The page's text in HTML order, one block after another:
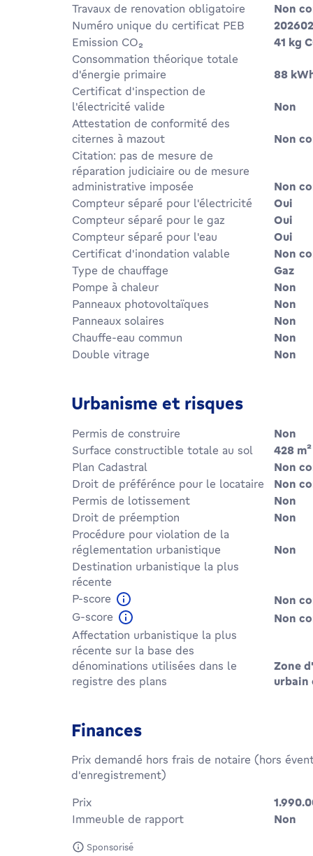
Travaux de renovation obligatoire
Non
Numéro unique du certificat PEB
Emission CO₂
41 kg
Consommation théorique totale
d'énergie primaire
88
Certificat d'inspection de
l'électricité valide
Non
Attestation de conformité des
citernes à mazout
Non
Citation: pas de mesure de
réparation judiciaire ou de mesure
administrative imposée
Non
Compteur séparé pour l'électricité
Oui
Compteur séparé pour le gaz
Oui
Compteur séparé pour l'eau
Oui
Certificat d'inondation valable
Non
Type de chauffage
Gaz
Pompe à chaleur
Non
Panneaux photovoltaïques
Non
Panneaux solaires
Non
Chauffe-eau commun
Non
Double vitrage
Non
Urbanisme et risques
Permis de construire
Non
Surface constructible totale au sol
428 m²
Plan Cadastral
Non
Droit de préférénce pour le locataire
Non
Permis de lotissement
Non
Droit de préemption
Non
Procédure pour violation de la
réglementation urbanistique
Non
Destination urbanistique la plus
récente
P-score
Non
G-score
Non
Affectation urbanistique la plus
récente sur la base des
dénominations utilisées dans le
registre des plans
Zone
urbain
Finances
Prix demandé hors frais de notaire (hors
d'enregistrement)
Prix
Immeuble de rapport
Non
Sponsorisé